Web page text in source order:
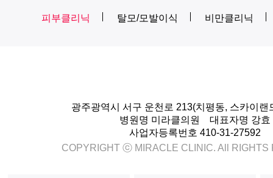
피부클리닉 탈모/모발이식 비만클리닉
광주광역시 서구 운천로 213(치평동, 스카이랜
병원명 미라클의원 대표자명 강효
사업자등록번호 410-31-27592
COPYRIGHT ⓒ MIRACLE CLINIC. All RIGHTS